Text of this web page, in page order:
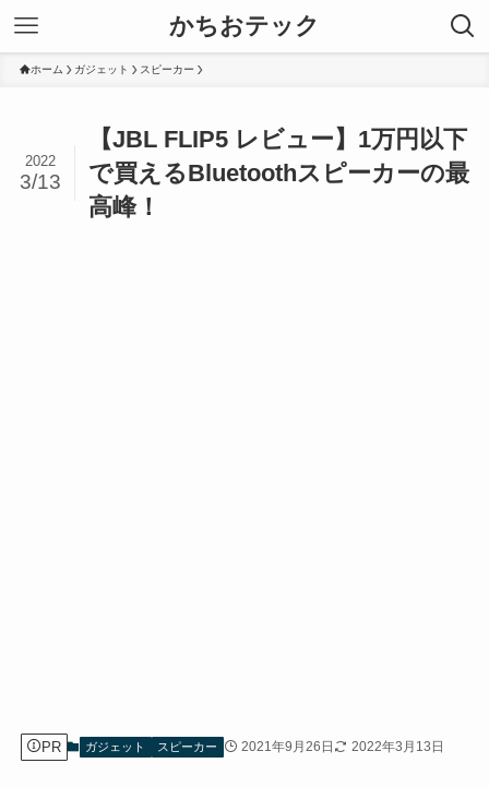
かちおテック
ホーム ガジェット スピーカー
【JBL FLIP5 レビュー】1万円以下
で買えるBluetoothスピーカーの最
高峰！
2022
3/13
PR ガジェット スピーカー 2021年9月26日 2022年3月13日